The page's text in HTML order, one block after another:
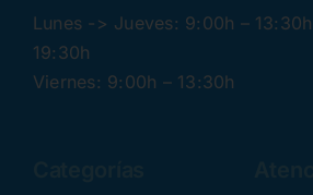
Lunes -> Jueves: 9:00h –
19:30h
Viernes: 9:00h – 13:30h